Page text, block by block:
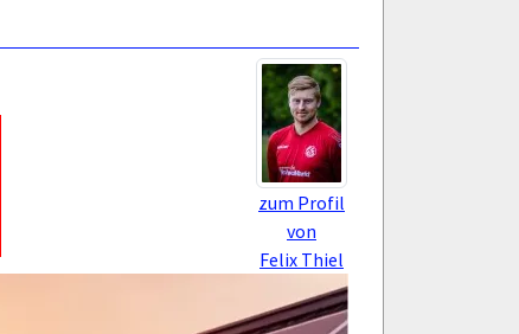
zum Profil
von
Felix Thiel